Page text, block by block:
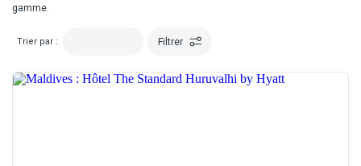
gamme.
Trier par : Filtrer